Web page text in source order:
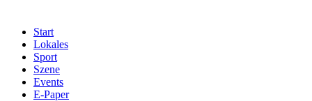
Start
Lokales
Sport
Szene
Events
E-Paper